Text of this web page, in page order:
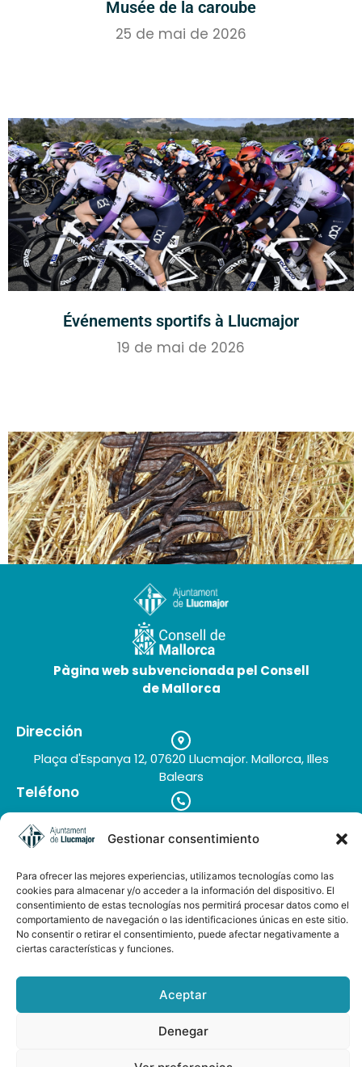
Gestionar consentimiento
Para ofrecer las mejores experiencias, utilizamos tecnologías como las
cookies para almacenar y/o acceder a la información del dispositivo. El
consentimiento de estas tecnologías nos permitirá procesar datos como el
comportamiento de navegación o las identificaciones únicas en este sitio.
No consentir o retirar el consentimiento, puede afectar negativamente a
ciertas características y funciones.
Aceptar
Denegar
Musée de la caroube
25 de mai de 2026
Événements sportifs à Llucmajor
19 de mai de 2026
Le caroubier, un arbre précieux
14 de mai de 2026
Pàgina web subvencionada pel Consell
de Mallorca
Dirección
Plaça d'Espanya 12, 07620 Llucmajor. Mallorca, Illes
Balears
Teléfono
Correo electrónico
Galería de imágenes
Buzón de sugerencias
AUDIOGUÍA LLUCMAJOR ESP-ENG